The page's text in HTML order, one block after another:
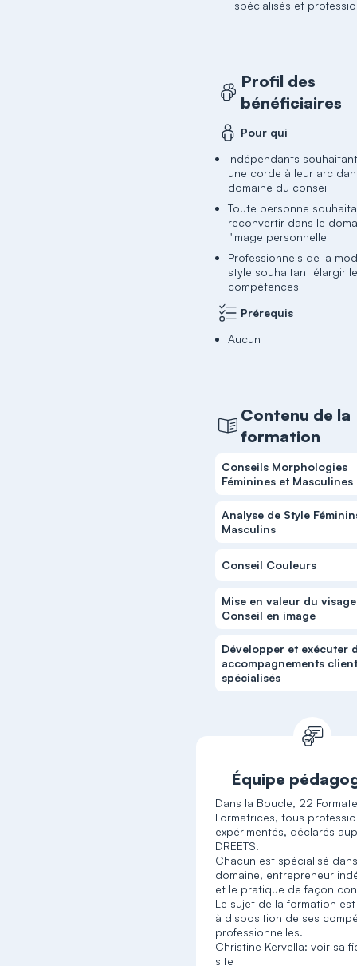
spécialisés et
Profil des
bénéficiaires
Pour qui
Indépendants
une corde à leur arc
domaine du conseil
Toute personne
reconvertir dans le
l'image personnelle
Professionnels de la
style souhaitant élargir
compétences
Prérequis
Aucun
Contenu de la
formation
Conseils Morphologies
Féminines et Masculines
Analyse de Style
Masculins
Conseil Couleurs
Mise en valeur du
Conseil en image
Développer et exécuter
accompagnements
spécialisés
Équipe
Dans la Boucle, 22
Formatrices, tous
expérimentés, déclarés
DREETS.
Chacun est spécialisé
domaine, entrepreneur
et le pratique de façon
Le sujet de la formation
à disposition de ses
professionnelles.
Christine Kervella: voir sa
site